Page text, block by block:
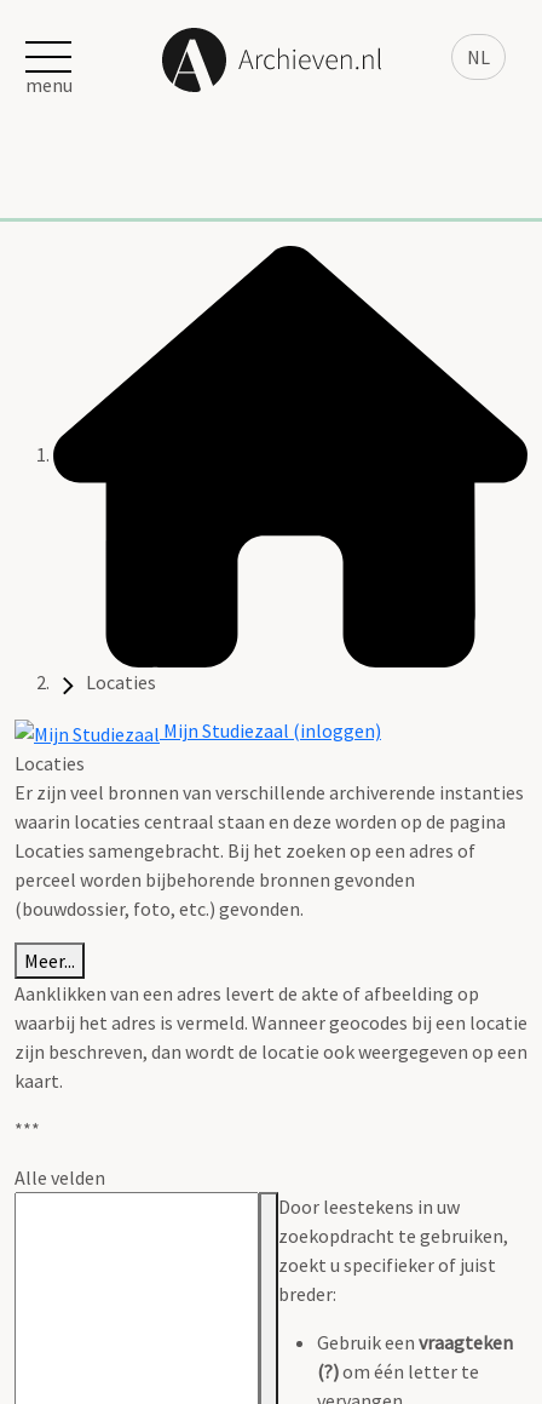
NL
menu
Locaties
Mijn Studiezaal (inloggen)
Locaties
Er zijn veel bronnen van verschillende archiverende instanties
waarin locaties centraal staan en deze worden op de pagina
Locaties samengebracht. Bij het zoeken op een adres of
perceel worden bijbehorende bronnen gevonden
(bouwdossier, foto, etc.) gevonden.
Meer...
Aanklikken van een adres levert de akte of afbeelding op
waarbij het adres is vermeld. Wanneer geocodes bij een locatie
zijn beschreven, dan wordt de locatie ook weergegeven op een
kaart.
***
Alle velden
Door leestekens in uw
zoekopdracht te gebruiken,
zoekt u specifieker of juist
breder:
Gebruik een vraagteken
(?)om één letter te